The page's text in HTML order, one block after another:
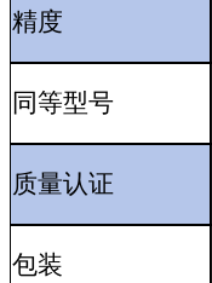
精度
同等型号
质量认证
包装